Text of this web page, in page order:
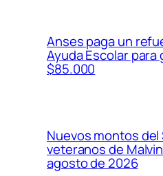
Anses paga un
Ayuda Escolar para
$85.000
Nuevos montos del
veteranos de
agosto de 2026